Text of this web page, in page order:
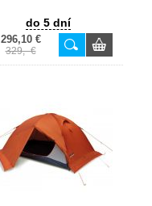
do 5 dní
296,10 €
329,- €